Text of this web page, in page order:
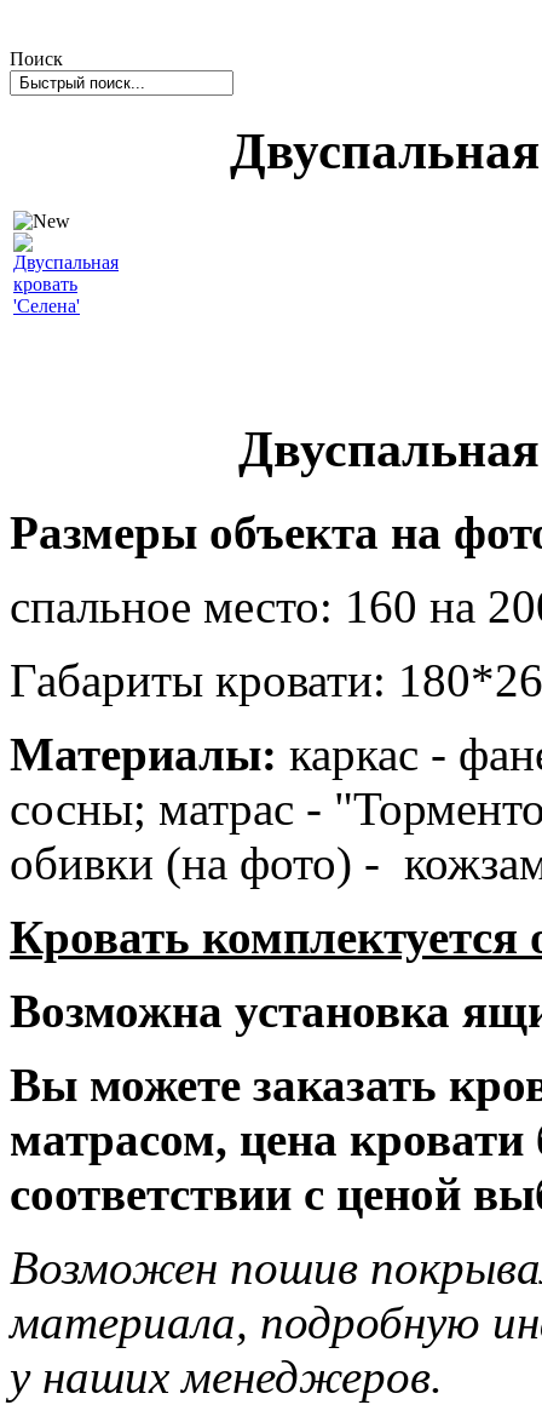
Поиск
Размеры объекта на
спальное место: 160 на
Габариты кровати:
Материалы: каркас -
сосны; матрас -
обивки (на фото) -
Кровать комплектуется
Возможна установка
Вы можете заказать
матрасом, цена кровати
соответствии с ценой
Возможен пошив
материала, подробную
у наших менеджеров.